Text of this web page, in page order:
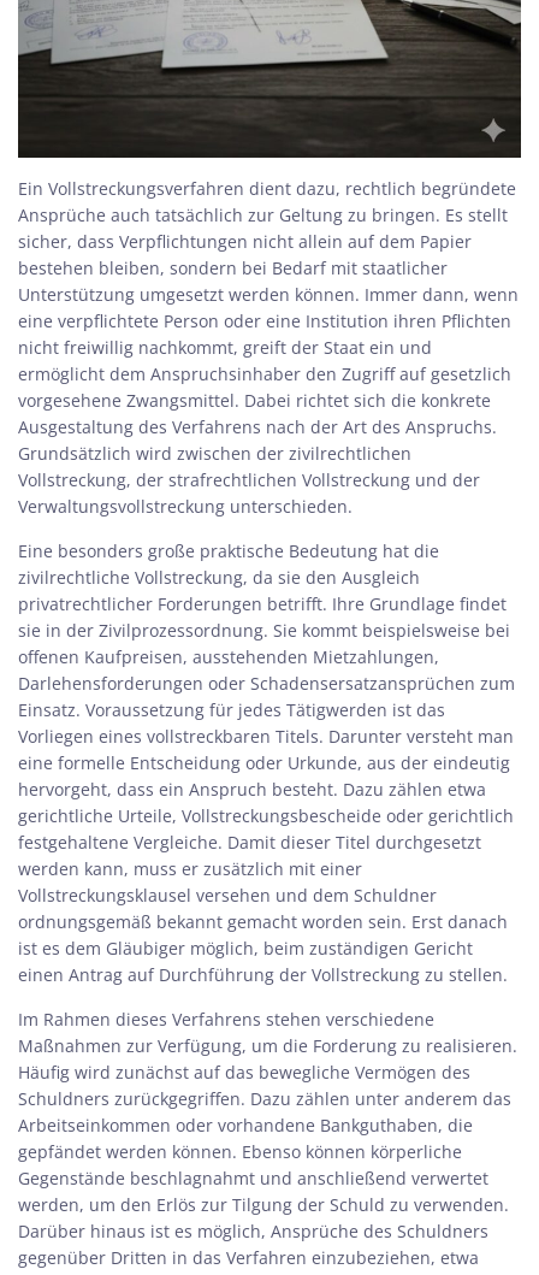
Ein Vollstreckungsverfahren dient dazu, rechtlich begründete
Ansprüche auch tatsächlich zur Geltung zu bringen. Es stellt
sicher, dass Verpflichtungen nicht allein auf dem Papier
bestehen bleiben, sondern bei Bedarf mit staatlicher
Unterstützung umgesetzt werden können. Immer dann, wenn
eine verpflichtete Person oder eine Institution ihren Pflichten
nicht freiwillig nachkommt, greift der Staat ein und
ermöglicht dem Anspruchsinhaber den Zugriff auf gesetzlich
vorgesehene Zwangsmittel. Dabei richtet sich die konkrete
Ausgestaltung des Verfahrens nach der Art des Anspruchs.
Grundsätzlich wird zwischen der zivilrechtlichen
Vollstreckung, der strafrechtlichen Vollstreckung und der
Verwaltungsvollstreckung unterschieden.
Eine besonders große praktische Bedeutung hat die
zivilrechtliche Vollstreckung, da sie den Ausgleich
privatrechtlicher Forderungen betrifft. Ihre Grundlage findet
sie in der Zivilprozessordnung. Sie kommt beispielsweise bei
offenen Kaufpreisen, ausstehenden Mietzahlungen,
Darlehensforderungen oder Schadensersatzansprüchen zum
Einsatz. Voraussetzung für jedes Tätigwerden ist das
Vorliegen eines vollstreckbaren Titels. Darunter versteht man
eine formelle Entscheidung oder Urkunde, aus der eindeutig
hervorgeht, dass ein Anspruch besteht. Dazu zählen etwa
gerichtliche Urteile, Vollstreckungsbescheide oder gerichtlich
festgehaltene Vergleiche. Damit dieser Titel durchgesetzt
werden kann, muss er zusätzlich mit einer
Vollstreckungsklausel versehen und dem Schuldner
ordnungsgemäß bekannt gemacht worden sein. Erst danach
ist es dem Gläubiger möglich, beim zuständigen Gericht
einen Antrag auf Durchführung der Vollstreckung zu stellen.
Im Rahmen dieses Verfahrens stehen verschiedene
Maßnahmen zur Verfügung, um die Forderung zu realisieren.
Häufig wird zunächst auf das bewegliche Vermögen des
Schuldners zurückgegriffen. Dazu zählen unter anderem das
Arbeitseinkommen oder vorhandene Bankguthaben, die
gepfändet werden können. Ebenso können körperliche
Gegenstände beschlagnahmt und anschließend verwertet
werden, um den Erlös zur Tilgung der Schuld zu verwenden.
Darüber hinaus ist es möglich, Ansprüche des Schuldners
gegenüber Dritten in das Verfahren einzubeziehen, etwa